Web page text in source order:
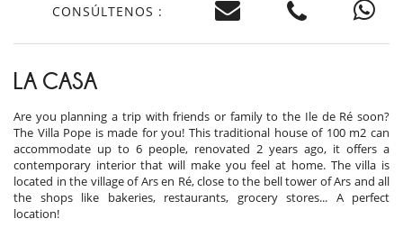
CONSÚLTENOS :
LA CASA
Are you planning a trip with friends or family to the Ile de Ré soon?
The Villa Pope is made for you! This traditional house of 100 m2 can
accommodate up to 6 people, renovated 2 years ago, it offers a
contemporary interior that will make you feel at home. The villa is
located in the village of Ars en Ré, close to the bell tower of Ars and all
the shops like bakeries, restaurants, grocery stores... A perfect
location!